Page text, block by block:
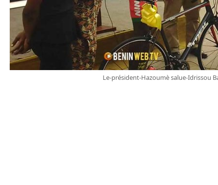
Le-président-Hazoumè salue-Idrissou